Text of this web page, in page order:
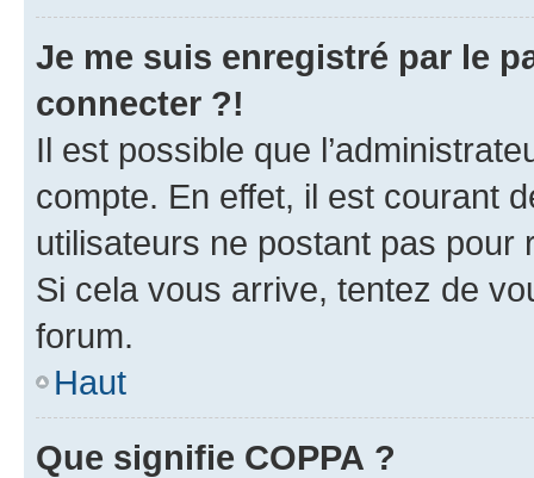
Je me suis enregistré par le
connecter ?!
Il est possible que
compte. En effet, il est courant
utilisateurs ne postant pas pour
Si cela vous arrive, tentez de
forum.
Haut
Que signifie COPPA ?